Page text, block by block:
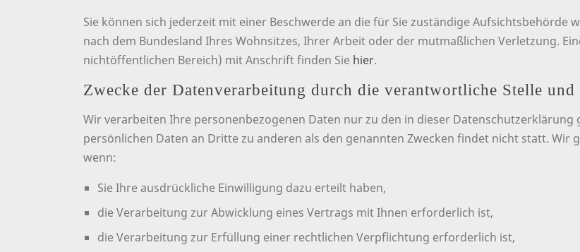
Sie können sich jederzeit mit einer Beschwerde an die für Sie zuständige
nach dem Bundesland Ihres Wohnsitzes, Ihrer Arbeit oder der mutmaßlichen Verletzung.
nichtöffentlichen Bereich) mit Anschrift finden Sie hier.
Zwecke der Datenverarbeitung durch die verantwortliche Stelle
Wir verarbeiten Ihre personenbezogenen Daten nur zu den in dieser
persönlichen Daten an Dritte zu anderen als den genannten Zwecken findet nicht statt.
wenn:
Sie Ihre ausdrückliche Einwilligung dazu erteilt haben,
die Verarbeitung zur Abwicklung eines Vertrags mit Ihnen erforderlich ist,
die Verarbeitung zur Erfüllung einer rechtlichen Verpflichtung erforderlich ist,